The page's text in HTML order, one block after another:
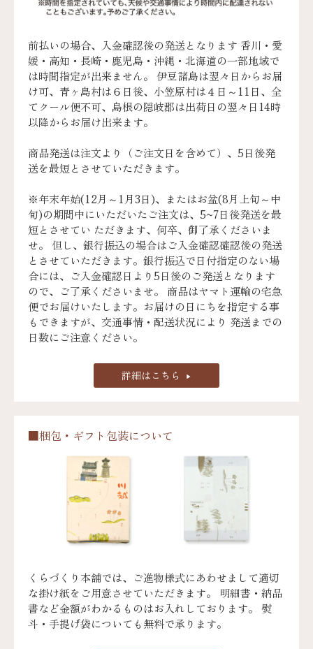
前払いの場合、入金確認後の発送となります 香川・愛
媛・高知・長崎・鹿児島・沖縄・北海道の一部地域で
は時間指定が出来ません。 伊豆諸島は翌々日からお届
け可、青ヶ島村は６日後、小笠原村は４日～11日、全
てクール便不可、島根の隠岐郡は出荷日の翌々日14時
以降からお届け出来ます。
商品発送は注文より（ご注文日を含めて）、5日後発
送を最短とさせていただきます。
※年末年始(12月～1月3日)、またはお盆(8月上旬～中
旬)の期間中にいただいたご注文は、5~7日後発送を最
短とさせてい ただきます、何卒、御了承くださいま
せ。 但し、銀行振込の場合はご入金確認確認後の発送
とさせていただきます。銀行振込で日付指定のない場
合には、ご入金確認日より5日後のご発送となります
ので、ご了承くださいませ。 商品はヤマト運輸の宅急
便でお届けいたします。お届けの日にちを指定する事
もできますが、交通事情・配送状況により 発送までの
日数にご注意ください。
詳細はこちら
■梱包・ギフト包装について
くらづくり本舗では、ご進物様式にあわせまして適切
な掛け紙をご用意させていただきます。 明細書・納品
書など金額がわかるものはお入れしております。 熨
斗・手提げ袋についても無料で承ります。